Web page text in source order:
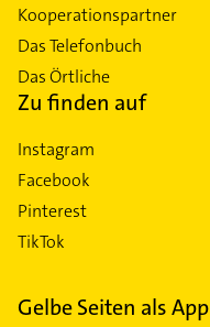
Kooperationspartner
Das Telefonbuch
Das Örtliche
Zu finden auf
Instagram
Facebook
Pinterest
TikTok
Gelbe Seiten als App